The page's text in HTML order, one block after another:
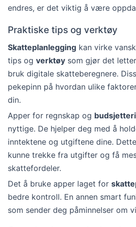
endres, er det viktig å være
Praktiske tips og verktøy
Skatteplanlegging kan virke
tips og verktøy som gjør det
bruk digitale skatteberegnere.
pekepinn på hvordan ulike
din.
Apper for regnskap og
nyttige. De hjelper deg med å
inntektene og utgiftene dine.
kunne trekke fra utgifter og få
skattefordeler.
Det å bruke apper laget for
bedre kontroll. En annen smart
som sender deg påminnelser om